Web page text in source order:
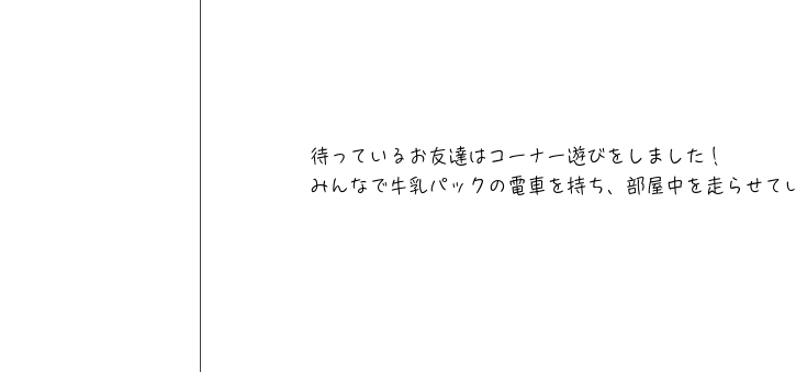
待っているお友達はコーナー遊びをしました！
みんなで牛乳パックの電車を持ち、部屋中を走らせて